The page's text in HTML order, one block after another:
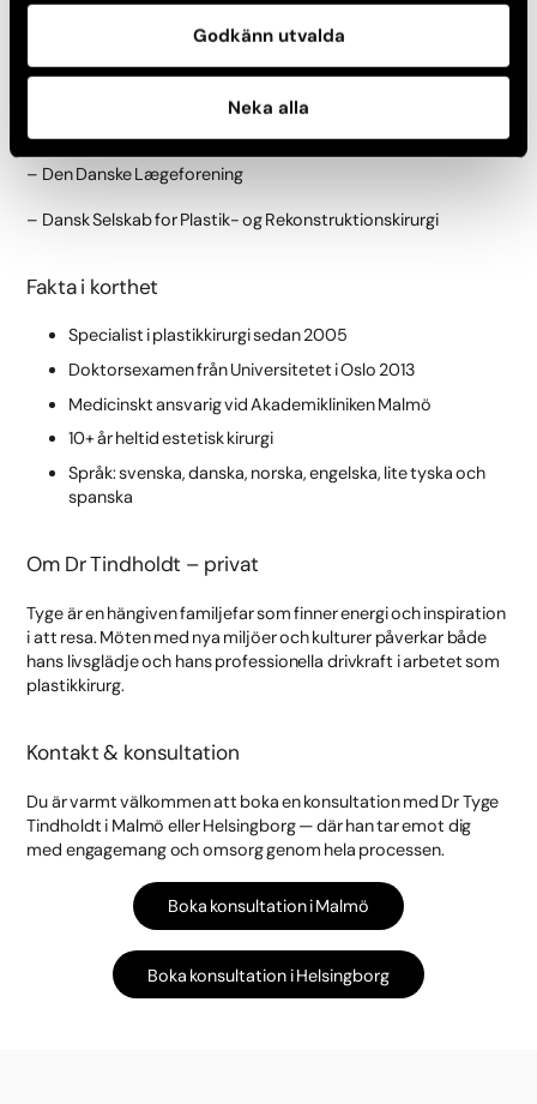
Godkänn utvalda
Neka alla
– Sveriges Läkarförbund
– Svensk Plastikkirurgisk Förening
– Den Danske Lægeforening
– Dansk Selskab for Plastik- og Rekonstruktionskirurgi
Fakta i korthet
Specialist i plastikkirurgi sedan 2005
Doktorsexamen från Universitetet i Oslo 2013
Medicinskt ansvarig vid Akademikliniken Malmö
10+ år heltid estetisk kirurgi
Språk: svenska, danska, norska, engelska, lite tyska och
spanska
Om Dr Tindholdt – privat
Tyge är en hängiven familjefar som finner energi och inspiration
i att resa. Möten med nya miljöer och kulturer påverkar både
hans livsglädje och hans professionella drivkraft i arbetet som
plastikkirurg.
Kontakt & konsultation
Du är varmt välkommen att boka en konsultation med Dr Tyge
Tindholdt i Malmö eller Helsingborg — där han tar emot dig
med engagemang och omsorg genom hela processen.
Boka konsultation i Malmö
Boka konsultation i Helsingborg